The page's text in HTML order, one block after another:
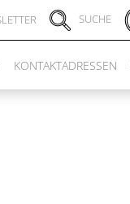
SUCHE
KONTAKTADRESSEN